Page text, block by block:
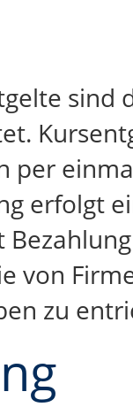
sind
per
erfolgt
von
zu